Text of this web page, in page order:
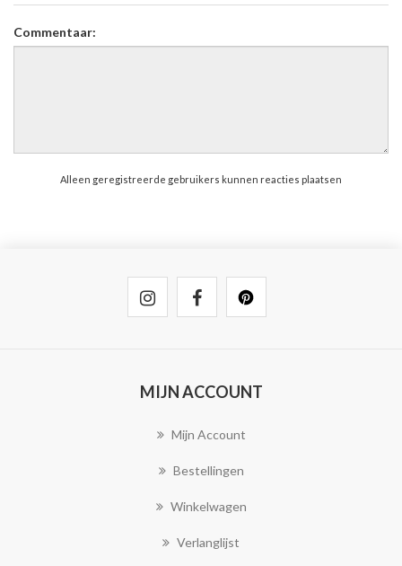
Commentaar:
Alleen geregistreerde gebruikers kunnen reacties plaatsen
MIJN ACCOUNT
Mijn Account
Bestellingen
Winkelwagen
Verlanglijst